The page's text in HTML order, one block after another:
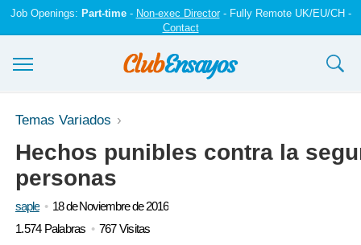
Job Openings: Part-time- Non-exec Director- Fully Remote UK/EU/CH -
Contact
Ensayos y trabajos
Registrarse
Iniciar sesión
Temas Variados
Hechos punibles contra la
personas
saple
18 de Noviembre de 2016
1.574 Palabras
767 Visitas